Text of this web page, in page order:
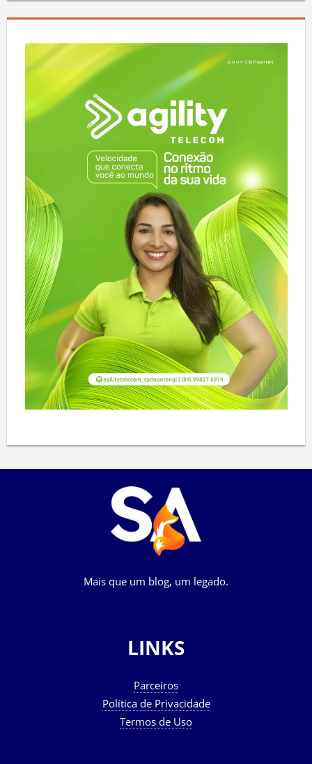
Mais que um blog, um legado.
LINKS
Parceiros
Política de Privacidade
Termos de Uso